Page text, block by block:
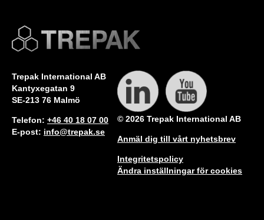
Trepak International AB
Kantyxegatan 9
SE-213 76 Malmö
Telefon: +46 40 18 07 00
E-post: info@trepak.se
© 2026 Trepak International AB
Anmäl dig till vårt nyhetsbrev
Integritetspolicy
Ändra inställningar för cookies